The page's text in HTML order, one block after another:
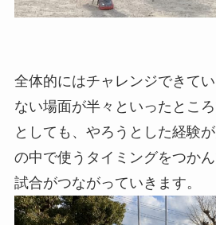
全体的にはチャレンジできて
ない場面が半々といったとこ
としても、やろうとした経験
の中で使うタイミングをつか
試合がつながっていきます。